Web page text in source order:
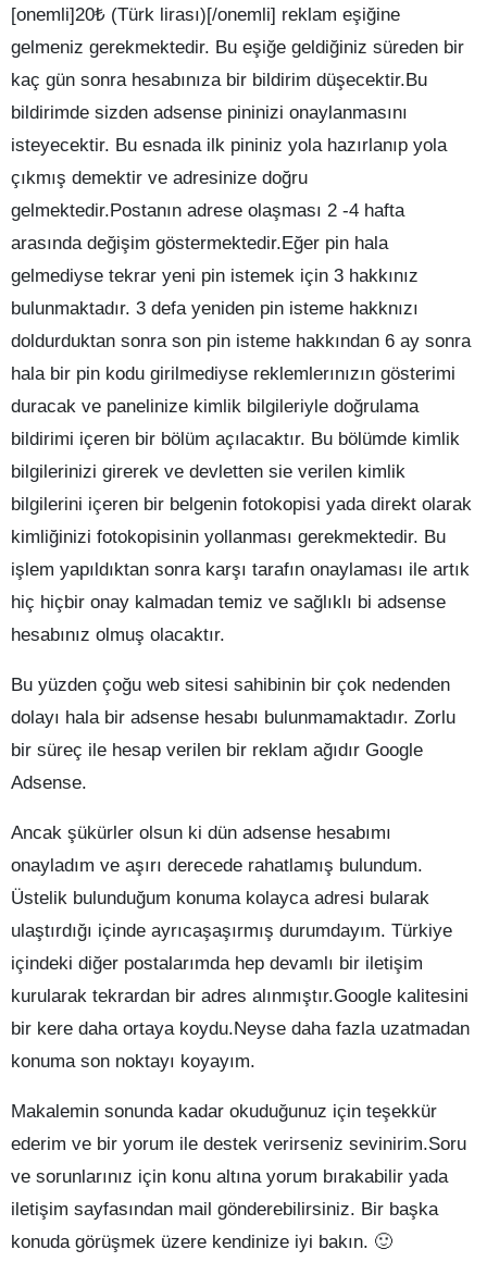
[onemli]20₺ (Türk lirası)[/onemli] reklam eşiğine
gelmeniz gerekmektedir. Bu eşiğe geldiğiniz süreden bir
kaç gün sonra hesabınıza bir bildirim düşecektir.Bu
bildirimde sizden adsense pininizi onaylanmasını
isteyecektir. Bu esnada ilk pininiz yola hazırlanıp yola
çıkmış demektir ve adresinize doğru
gelmektedir.Postanın adrese olaşması 2 -4 hafta
arasında değişim göstermektedir.Eğer pin hala
gelmediyse tekrar yeni pin istemek için 3 hakkınız
bulunmaktadır. 3 defa yeniden pin isteme hakknızı
doldurduktan sonra son pin isteme hakkından 6 ay sonra
hala bir pin kodu girilmediyse reklemlerınızın gösterimi
duracak ve panelinize kimlik bilgileriyle doğrulama
bildirimi içeren bir bölüm açılacaktır. Bu bölümde kimlik
bilgilerinizi girerek ve devletten sie verilen kimlik
bilgilerini içeren bir belgenin fotokopisi yada direkt olarak
kimliğinizi fotokopisinin yollanması gerekmektedir. Bu
işlem yapıldıktan sonra karşı tarafın onaylaması ile artık
hiç hiçbir onay kalmadan temiz ve sağlıklı bi adsense
hesabınız olmuş olacaktır.
Bu yüzden çoğu web sitesi sahibinin bir çok nedenden
dolayı hala bir adsense hesabı bulunmamaktadır. Zorlu
bir süreç ile hesap verilen bir reklam ağıdır Google
Adsense.
Ancak şükürler olsun ki dün adsense hesabımı
onayladım ve aşırı derecede rahatlamış bulundum.
Üstelik bulunduğum konuma kolayca adresi bularak
ulaştırdığı içinde ayrıcaşaşırmış durumdayım. Türkiye
içindeki diğer postalarımda hep devamlı bir iletişim
kurularak tekrardan bir adres alınmıştır.Google kalitesini
bir kere daha ortaya koydu.Neyse daha fazla uzatmadan
konuma son noktayı koyayım.
Makalemin sonunda kadar okuduğunuz için teşekkür
ederim ve bir yorum ile destek verirseniz sevinirim.Soru
ve sorunlarınız için konu altına yorum bırakabilir yada
iletişim sayfasından mail gönderebilirsiniz. Bir başka
konuda görüşmek üzere kendinize iyi bakın. 🙂